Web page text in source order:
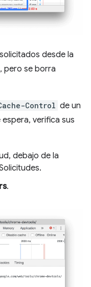
desde la
pero se borra
Control de un
verifica sus
debajo de la
.